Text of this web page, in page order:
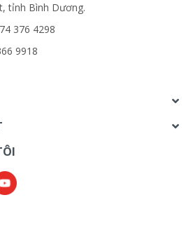
tỉnh Bình Dương.
376 4298
9918